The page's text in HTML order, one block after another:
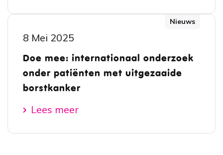
Nieuws
8 Mei 2025
Doe mee: internationaal onderzoek
onder patiënten met uitgezaaide
borstkanker
Lees meer